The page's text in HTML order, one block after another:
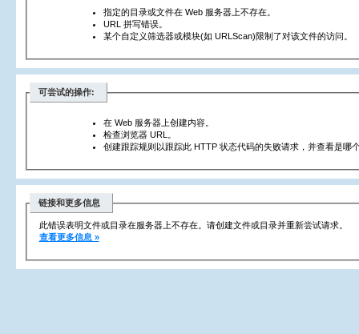
指定的目录或文件在 Web 服务器上不存在。
URL 拼写错误。
某个自定义筛选器或模块(如 URLScan)限制了对该文件的访问。
可尝试的操作:
在 Web 服务器上创建内容。
检查浏览器 URL。
创建跟踪规则以跟踪此 HTTP 状态代码的失败请求，并查看是哪
链接和更多信息
此错误表明文件或目录在服务器上不存在。请创建文件或目录并重新尝试请求。
查看更多信息 »